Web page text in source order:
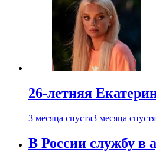
26-летняя
3 месяца спустя3 месяца спустя
В России службу в